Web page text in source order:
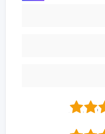
3
2